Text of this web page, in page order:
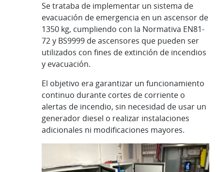
Se trataba de implementar un sistema de
evacuación de emergencia en un ascensor de
1350 kg, cumpliendo con la Normativa EN81-
72 y BS9999 de ascensores que pueden ser
utilizados con fines de extinción de incendios
y evacuación.
El objetivo era garantizar un funcionamiento
continuo durante cortes de corriente o
alertas de incendio, sin necesidad de usar un
generador diesel o realizar instalaciones
adicionales ni modificaciones mayores.